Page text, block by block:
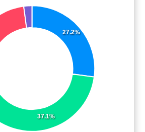
27.2%
37.1%